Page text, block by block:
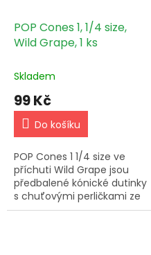
POP Cones 1, 1/4 size,
Wild Grape, 1 ks
Skladem
99 Kč
Do košíku
POP Cones 1 1/4 size ve
příchuti Wild Grape jsou
předbalené kónické dutinky
s chuťovými perličkami ze
100% ovocných silic –